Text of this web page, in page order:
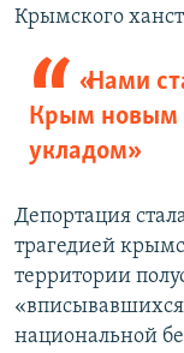
Крымского
«Нами
Крым новым
укладом»
Депортация
трагедией
территории
национальной